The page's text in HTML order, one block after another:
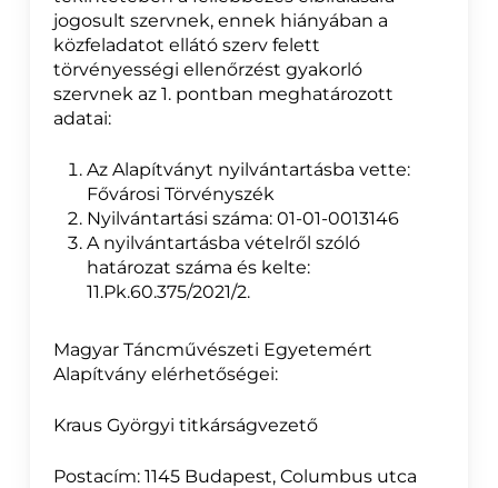
jogosult szervnek, ennek hiányában a
közfeladatot ellátó szerv felett
törvényességi ellenőrzést gyakorló
szervnek az 1. pontban meghatározott
adatai:
Az Alapítványt nyilvántartásba vette:
Fővárosi Törvényszék
Nyilvántartási száma: 01-01-0013146
A nyilvántartásba vételről szóló
határozat száma és kelte:
11.Pk.60.375/2021/2.
Magyar Táncművészeti Egyetemért
Alapítvány elérhetőségei:
Kraus Györgyi titkárságvezető
Postacím: 1145 Budapest, Columbus utca